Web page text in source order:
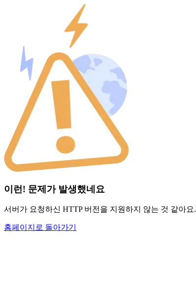
이런! 문제가 발생했네요
서버가 요청하신 HTTP 버전을 지원하지 않는 것 같아요.
홈페이지로 돌아가기